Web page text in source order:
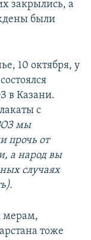
закрылись, а
были
10 октября, у
в Казани.
с
мы
прочь от
а народ вы
случаях
мерам,
тоже